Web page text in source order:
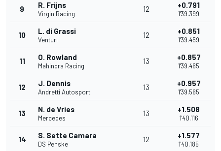
9 R. Frijns
Virgin Racing
12 +0.791
1'39.399
10 L. di Grassi
Venturi
12 +0.851
1'39.459
11 O. Rowland
Mahindra Racing
13 +0.857
1'39.465
12 J. Dennis
Andretti Autosport
13 +0.957
1'39.565
13 N. de Vries
Mercedes
13 +1.508
1'40.116
14 S. Sette Camara
DS Penske
12 +1.577
1'40.185